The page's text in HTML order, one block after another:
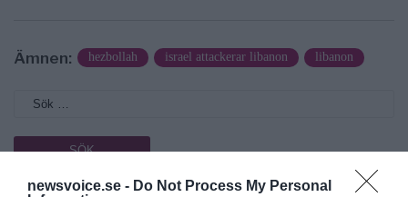
newsvoice.se - Do Not Process My Personal
Ämnen: hezbollah israel attackerar libanon libanon